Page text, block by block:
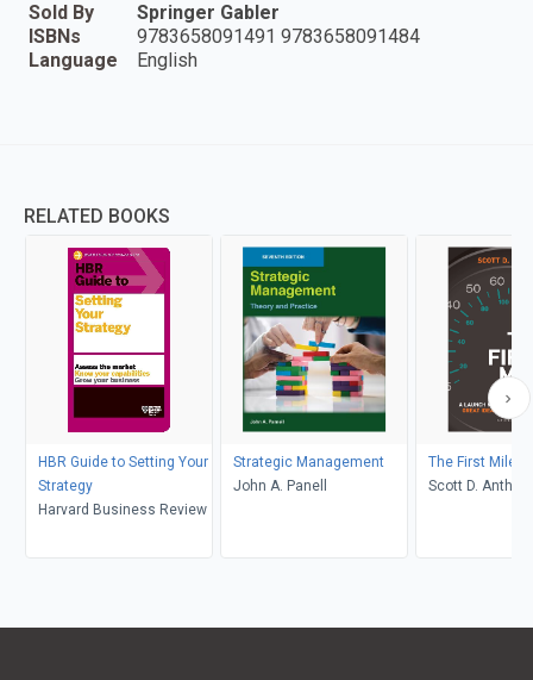
Sold By
Springer Gabler
ISBNs
9783658091491 9783658091484
Language
English
RELATED BOOKS
HBR Guide to Setting Your
Strategy
Harvard Business Review
Strategic Management
John A. Panell
The First Mile
Scott D.